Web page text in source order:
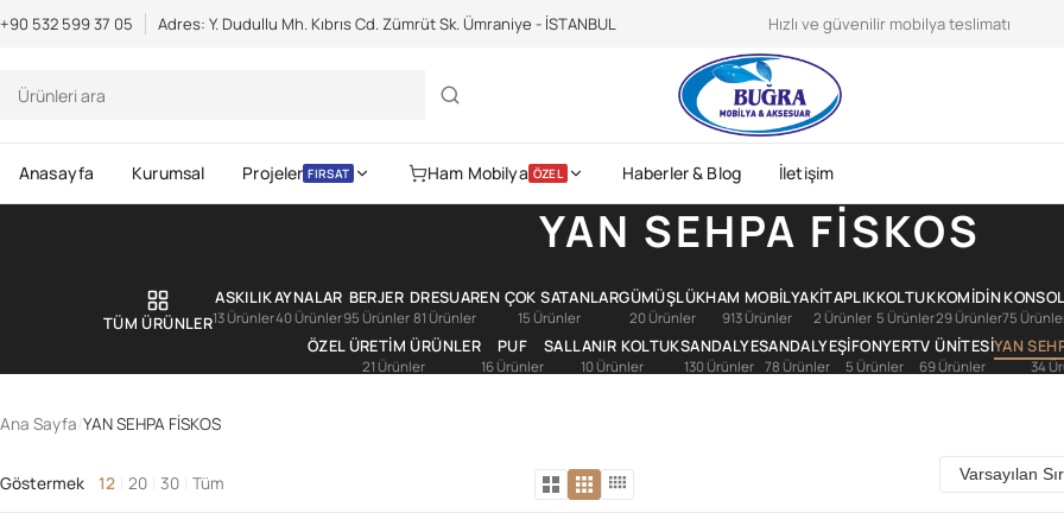
+90 532 599 37 05 Adres: Y. Dudullu Mh. Kıbrıs Cd. Zümrüt Sk. Ümraniye - İSTANBUL Hızlı ve güvenilir mobilya teslimatı
Anasayfa Kurumsal Projeler FIRSAT Ham Mobilya ÖZEL Haberler & Blog İletişim
Kullanıcı adı veya e-posta
YAN SEHPA FİSKOS
TÜM ÜRÜNLER
ASKILIK
13 Ürünler
AYNALAR
40 Ürünler
BERJER
95 Ürünler
DRESUAR
81 Ürünler
EN ÇOK SATANLAR
15 Ürünler
GÜMÜŞLÜK
20 Ürünler
HAM MOBILYA
913 Ürünler
KİTAPLIK
2 Ürünler
KOLTUK
5 Ürünler
KOMİDİN
29 Ürünler
KONSOL
75
ÖZEL ÜRETİM ÜRÜNLER
21 Ürünler
PUF
16 Ürünler
SALLANIR KOLTUK
10 Ürünler
SANDALYE
130 Ürünler
SANDALYE
78 Ürünler
ŞİFONYER
5 Ürünler
TV ÜNİTESİ
69 Ürünler
YAN
34
Ana Sayfa YAN SEHPA FİSKOS
Göstermek 12 20 30 Tüm
Scientific Bodybuilding: an extensive catalog of pharmaceuticals - steroidilegalionline.it https://www.cdc.gov/